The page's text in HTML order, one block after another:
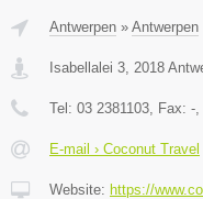
Antwerpen » Antwerpen
Isabellalei 3 2018
Tel: 03 2381103 , Fax: -
E-mail › Coconut Travel
Website: https://